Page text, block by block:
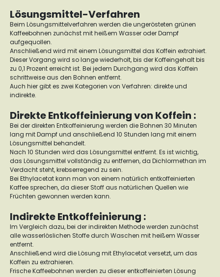
Lösungsmittel-Verfahren
Beim Lösungsmittelverfahren werden die ungerösteten grünen
Kaffeebohnen zunächst mit heißem Wasser oder Dampf
aufgequollen.
Anschließend wird mit einem Lösungsmittel das Koffein extrahiert.
Dieser Vorgang wird so lange wiederholt, bis der Koffeingehalt bis
zu 0,1 Prozent erreicht ist. Bei jedem Durchgang wird das Koffein
schrittweise aus den Bohnen entfernt.
Auch hier gibt es zwei Kategorien von Verfahren: direkte und
indirekte.
Direkte Entkoffeinierung von Koffein :
Bei der direkten Entkoffeinierung werden die Bohnen 30 Minuten
lang mit Dampf und anschließend 10 Stunden lang mit einem
Lösungsmittel behandelt.
Nach 10 Stunden wird das Lösungsmittel entfernt. Es ist wichtig,
das Lösungsmittel vollständig zu entfernen, da Dichlormethan im
Verdacht steht, krebserregend zu sein.
Bei Ethylacetat kann man von einem natürlich entkoffeinierten
Kaffee sprechen, da dieser Stoff aus natürlichen Quellen wie
Früchten gewonnen werden kann.
Indirekte Entkoffeinierung :
Im Vergleich dazu, bei der indirekten Methode werden zunächst
alle wasserlöslichen Stoffe durch Waschen mit heißem Wasser
entfernt.
Anschließend wird die Lösung mit Ethylacetat versetzt, um das
Koffein zu extrahieren.
Frische Kaffeebohnen werden zu dieser entkoffeinierten Lösung